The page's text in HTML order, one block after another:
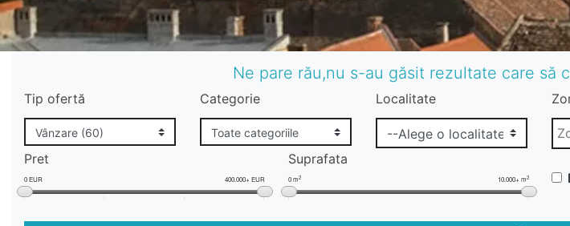
Ne pare rău,nu s-au găsit rezultate care să
Tip ofertă Categorie Localitate
Pret
0 EUR 400.000+ EUR
Suprafata
0 m2 10.000+ m2